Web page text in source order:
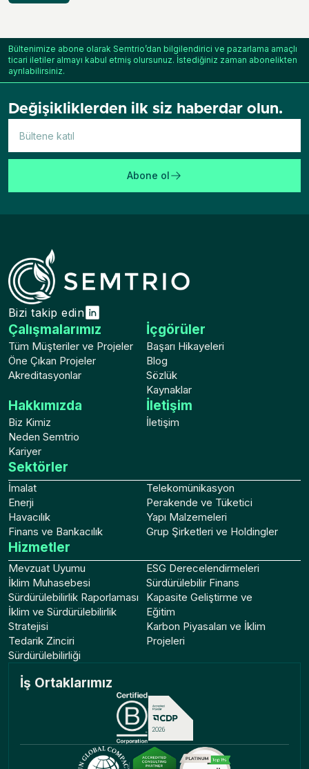
Bültenimize abone olarak Semtrio’dan bilgilendirici ve pazarlama amaçlı
ticari iletiler almayı kabul etmiş olursunuz. İstediğiniz zaman abonelikten
ayrılabilirsiniz.
Değişikliklerden ilk siz haberdar olun.
Abone ol
Bizi takip edin
Hizmetler
Mevzuat Uyumu
İklim Muhasebesi
Sürdürülebilirlik Raporlaması
İklim ve Sürdürülebilirlik
Stratejisi
Tedarik Zinciri
Sürdürülebilirliği
ESG Derecelendirmeleri
Sürdürülebilir Finans
Kapasite Geliştirme ve
Eğitim
Karbon Piyasaları ve İklim
Projeleri
Sektörler
İmalat
Enerji
Havacılık
Finans ve Bankacılık
Telekomünikasyon
Perakende ve Tüketici
Yapı Malzemeleri
Grup Şirketleri ve Holdingler
Çalışmalarımız
Tüm Müşteriler ve Projeler
Öne Çıkan Projeler
Akreditasyonlar
İçgörüler
Başarı Hikayeleri
Blog
Sözlük
Kaynaklar
Hakkımızda
Biz Kimiz
Neden Semtrio
Kariyer
İletişim
İletişim
İş Ortaklarımız